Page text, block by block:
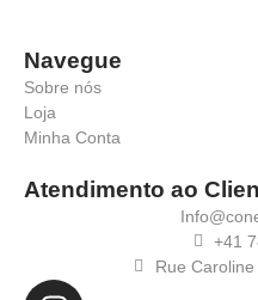
Navegue
Sobre nós
Loja
Minha Conta
Atendimento ao
+41
Rue